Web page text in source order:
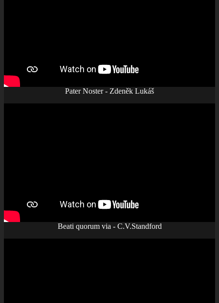
Pater Noster - Zdeněk Lukáš
Beati quorum via - C.V.Standford